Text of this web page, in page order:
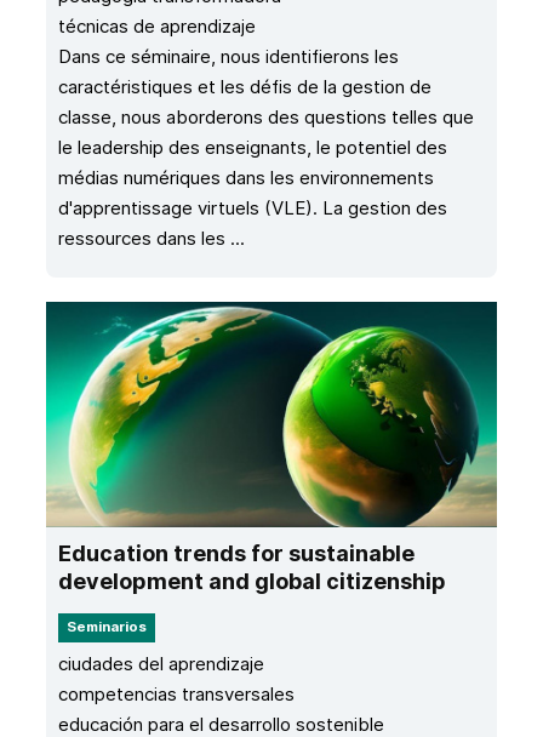
técnicas de aprendizaje
Dans ce séminaire, nous identifierons les
caractéristiques et les défis de la gestion de
classe, nous aborderons des questions telles que
le leadership des enseignants, le potentiel des
médias numériques dans les environnements
d'apprentissage virtuels (VLE). La gestion des
ressources dans les ...
Education trends for sustainable
development and global citizenship
Seminarios
ciudades del aprendizaje
competencias transversales
educación para el desarrollo sostenible